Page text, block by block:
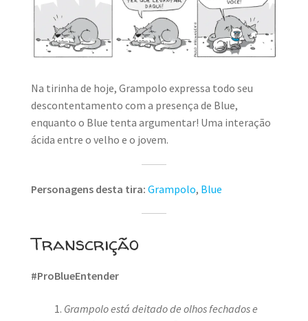
MINHA CONTA
CARRINHO
Na tirinha de hoje, Grampolo expressa todo seu
descontentamento com a presença de Blue,
enquanto o Blue tenta argumentar! Uma interação
ácida entre o velho e o jovem.
Personagens desta tira: Grampolo, Blue
Transcrição
#ProBlueEntender
Grampolo está deitado de olhos fechados e